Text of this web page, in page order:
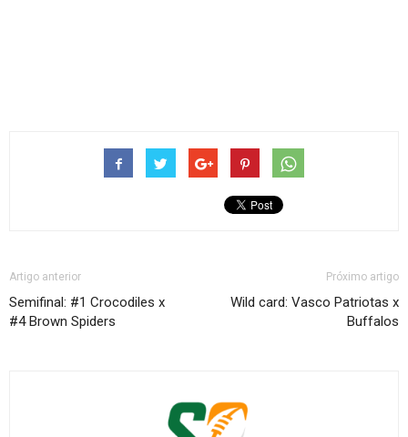
Artigo anterior
Semifinal: #1 Crocodiles x
#4 Brown Spiders
Próximo artigo
Wild card: Vasco Patriotas x
Buffalos